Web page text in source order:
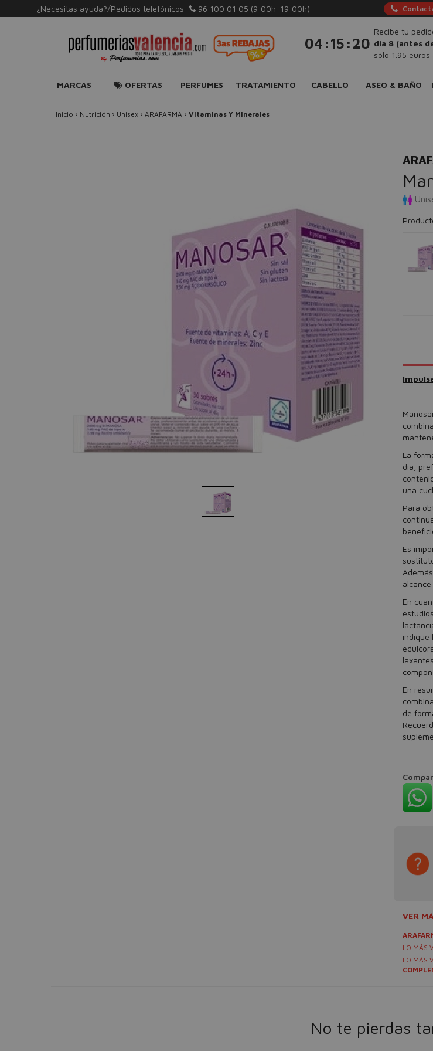
¿Necesitas ayuda?/Pedidos telefónicos: 96 100 01 05 (9:00h-19:00h)
04 :15 : 19
Recibe tu
día 8 (antes
sólo 1.95 euros
MARCAS OFERTAS PERFUMES TRATAMIENTO CABELLO ASEO & BAÑO
Inicio › Nutrición › Unisex › ARAFARMA › Vitaminas Y Minerales
La
día,
una
Para
Es
En
indique
En
de
VER
LO MÁS
LO MÁS
No te pierdas